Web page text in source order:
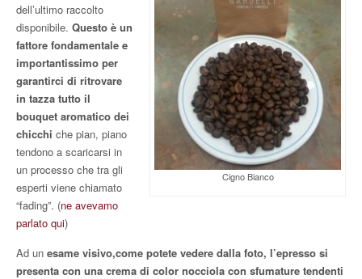
Cigno Bianco
dell’ultimo raccolto
disponibile. Questo è un
fattore fondamentale e
importantissimo per
garantirci di ritrovare
in tazza tutto il
bouquet aromatico dei
chicchi che pian, piano
tendono a scaricarsi in
un processo che tra gli
esperti viene chiamato
“fading”. (ne avevamo
parlato qui)
Ad un esame visivo,come potete vedere dalla foto, l’epresso si
presenta con una crema di color nocciola con sfumature tendenti